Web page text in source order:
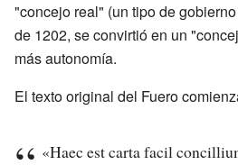
"concejo real" (un tipo de
de 1202, se convirtió en un
más autonomía.
El texto original del Fuero
«Haec est carta facil